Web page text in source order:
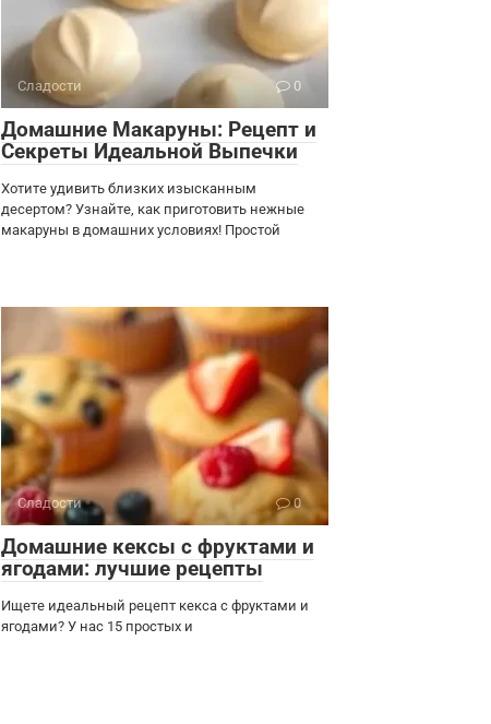
Сладости 0
Домашние Макаруны: Рецепт и
Секреты Идеальной Выпечки
Хотите удивить близких изысканным
десертом? Узнайте, как приготовить нежные
макаруны в домашних условиях! Простой
Сладости 0
Домашние кексы с фруктами и
ягодами: лучшие рецепты
Ищете идеальный рецепт кекса с фруктами и
ягодами? У нас 15 простых и